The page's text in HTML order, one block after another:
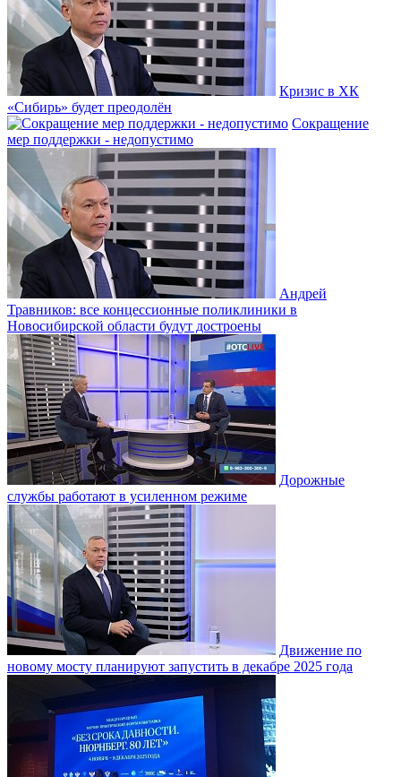
Кризис в ХК
«Сибирь» будет преодолён
Сокращение
мер поддержки - недопустимо
Андрей
Травников: все концессионные поликлиники в
Новосибирской области будут достроены
Дорожные
службы работают в усиленном режиме
Движение по
новому мосту планируют запустить в декабре 2025 года